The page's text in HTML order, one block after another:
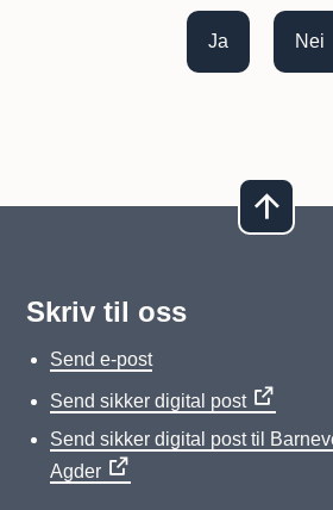
Ja Nei
Skriv til oss
Send e-post
Send sikker digital post
Send sikker digital post til
Agder